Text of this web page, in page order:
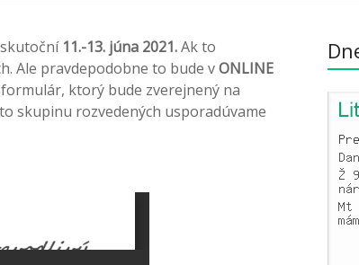
11.-13. júna 2021.Ak to
Ale pravdepodobne to bude vONLINE
ktorý bude zverejnený na
skupinu rozvedených usporadúvame